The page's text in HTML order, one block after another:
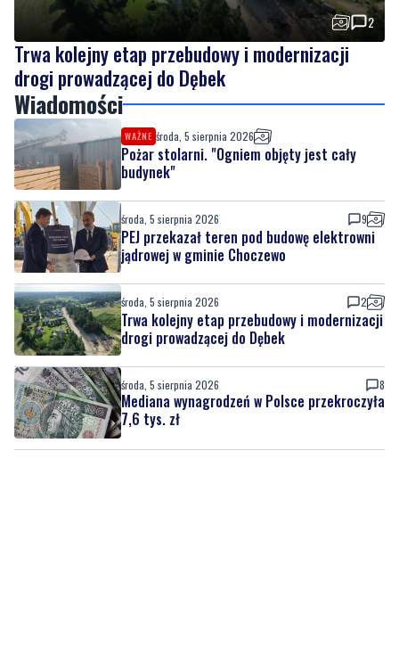
drogi prowadzącej do Dębek
Wiadomości
WAŻNE środa, 5 sierpnia 2026
Pożar stolarni. "Ogniem objęty jest cały
budynek"
środa, 5 sierpnia 2026
PEJ przekazał teren pod budowę elektrowni
jądrowej w gminie Choczewo
środa, 5 sierpnia 2026 2
Trwa kolejny etap przebudowy i modernizacji
drogi prowadzącej do Dębek
środa, 5 sierpnia 2026 8
Mediana wynagrodzeń w Polsce przekroczyła